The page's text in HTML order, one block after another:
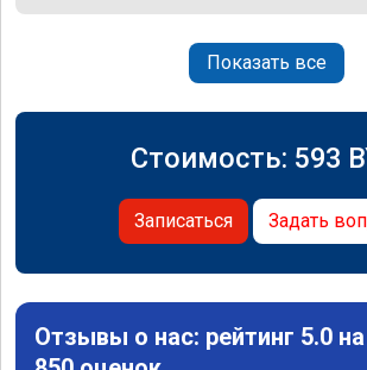
Показать все
Стоимость: 593
Записаться Задать
Отзывы о нас: рейтинг 5.0